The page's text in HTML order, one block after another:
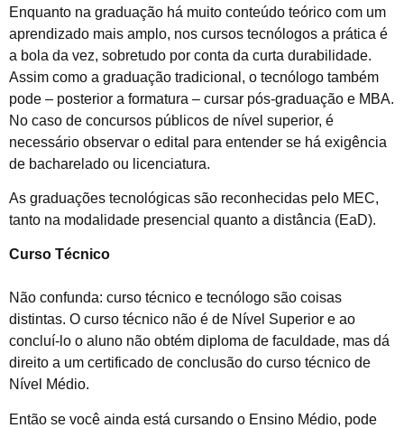
Enquanto na graduação há muito conteúdo teórico com um
aprendizado mais amplo, nos cursos tecnólogos a prática é
a bola da vez, sobretudo por conta da curta durabilidade.
Assim como a graduação tradicional, o tecnólogo também
pode – posterior a formatura – cursar pós-graduação e MBA.
No caso de concursos públicos de nível superior, é
necessário observar o edital para entender se há exigência
de bacharelado ou licenciatura.
As graduações tecnológicas são reconhecidas pelo MEC,
tanto na modalidade presencial quanto a distância (EaD).
Curso Técnico
Não confunda: curso técnico e tecnólogo são coisas
distintas. O curso técnico não é de Nível Superior e ao
concluí-lo o aluno não obtém diploma de faculdade, mas dá
direito a um certificado de conclusão do curso técnico de
Nível Médio.
Então se você ainda está cursando o Ensino Médio, pode